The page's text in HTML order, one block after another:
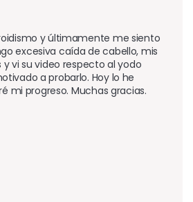
y últimamente me siento
excesiva caída de cabello, mis
vi su video respecto al yodo
a probarlo. Hoy lo he
mi progreso. Muchas gracias.